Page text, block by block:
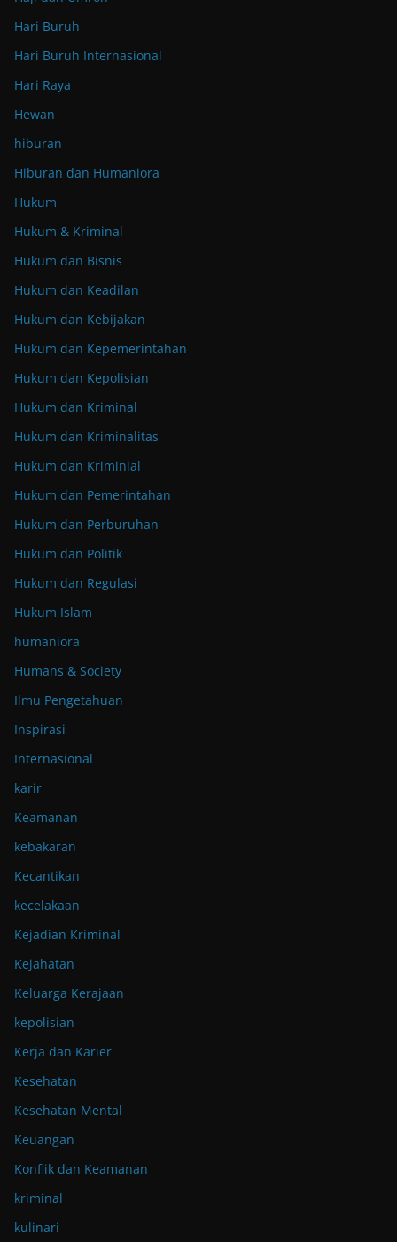
Hari Buruh
Hari Buruh Internasional
Hari Raya
Hewan
hiburan
Hiburan dan Humaniora
Hukum
Hukum & Kriminal
Hukum dan Bisnis
Hukum dan Keadilan
Hukum dan Kebijakan
Hukum dan Kepemerintahan
Hukum dan Kepolisian
Hukum dan Kriminal
Hukum dan Kriminalitas
Hukum dan Kriminial
Hukum dan Pemerintahan
Hukum dan Perburuhan
Hukum dan Politik
Hukum dan Regulasi
Hukum Islam
humaniora
Humans & Society
Ilmu Pengetahuan
Inspirasi
Internasional
karir
Keamanan
kebakaran
Kecantikan
kecelakaan
Kejadian Kriminal
Kejahatan
Keluarga Kerajaan
kepolisian
Kerja dan Karier
Kesehatan
Kesehatan Mental
Keuangan
Konflik dan Keamanan
kriminal
kulinari